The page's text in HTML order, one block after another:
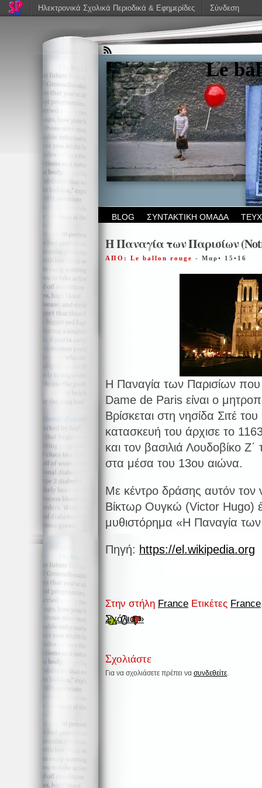
Le
BLOG ΣΥΝΤΑΚΤΙΚΗ ΟΜΑΔΑ
Η Παναγία των Παρισίων
ΑΠΟ: Le ballon rouge - Μαρ• 15•16
Η Παναγία των Παρισίων που
Dame de Paris είναι ο
Βρίσκεται στη νησίδα Σιτέ
κατασκευή του άρχισε το
και τον βασιλιά Λουδοβίκο
στα μέσα του 13ου αιώνα.
Με κέντρο δράσης αυτόν
Βίκτωρ Ουγκώ (Victor Hugo)
μυθιστόρημα «Η Παναγία
Πηγή: https://el.wikipedia.org
Στην στήλη France Ετικέτες France
Σχόλια »
0
Σχολιάστε
Για να σχολιάσετε πρέπει να συνδεθείτε.
Ηλεκτρονικά Σχολικά Περιοδικά & Εφημερίδες Σύνδεση